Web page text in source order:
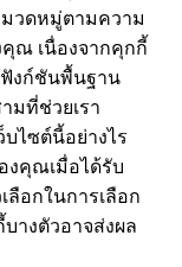
วดหมู่ตามความ
คุณ เนื่องจากคุกกี้
ฟังก์ชันพื้นฐาน
มที่ช่วยเรา
ไซต์นี้อย่างไร
งคุณเมื่อได้รับ
อกในการเลือก
างตัวอาจส่งผล